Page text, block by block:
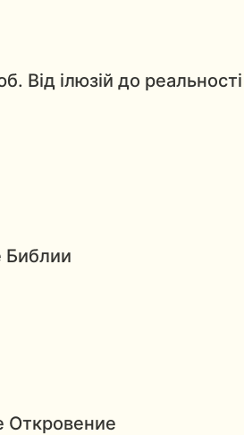
Від ілюзій до реальності
Библии
Откровение